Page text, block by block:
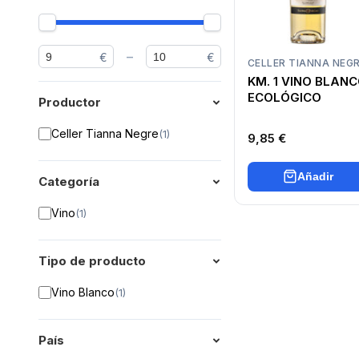
€ – €
Productor
Celler Tianna Negre(1)
Categoría
Vino(1)
Tipo de producto
Vino Blanco(1)
País
CELLER TIANNA
KM. 1 VINO
ECOLÓGICO
9,85 €
Añadir